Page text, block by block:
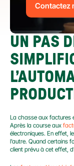
Contactez
UN PAS
La chasse aux factures
Après la course aux
électroniques. En effet,
l’autre. Quand certains
client prévu à cet effet,